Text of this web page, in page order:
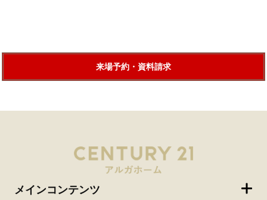
来場予約・資料請求
メインコンテンツ